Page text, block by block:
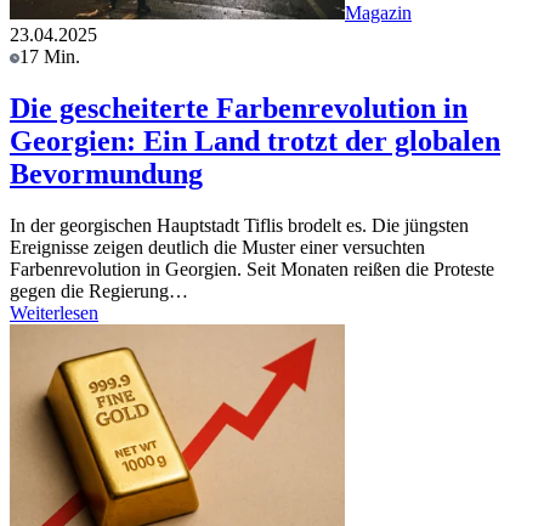
Magazin
23.04.2025
17 Min.
Die gescheiterte Farbenrevolution in
Georgien: Ein Land trotzt der globalen
Bevormundung
In der georgischen Hauptstadt Tiflis brodelt es. Die jüngsten
Ereignisse zeigen deutlich die Muster einer versuchten
Farbenrevolution in Georgien. Seit Monaten reißen die Proteste
gegen die Regierung…
Weiterlesen